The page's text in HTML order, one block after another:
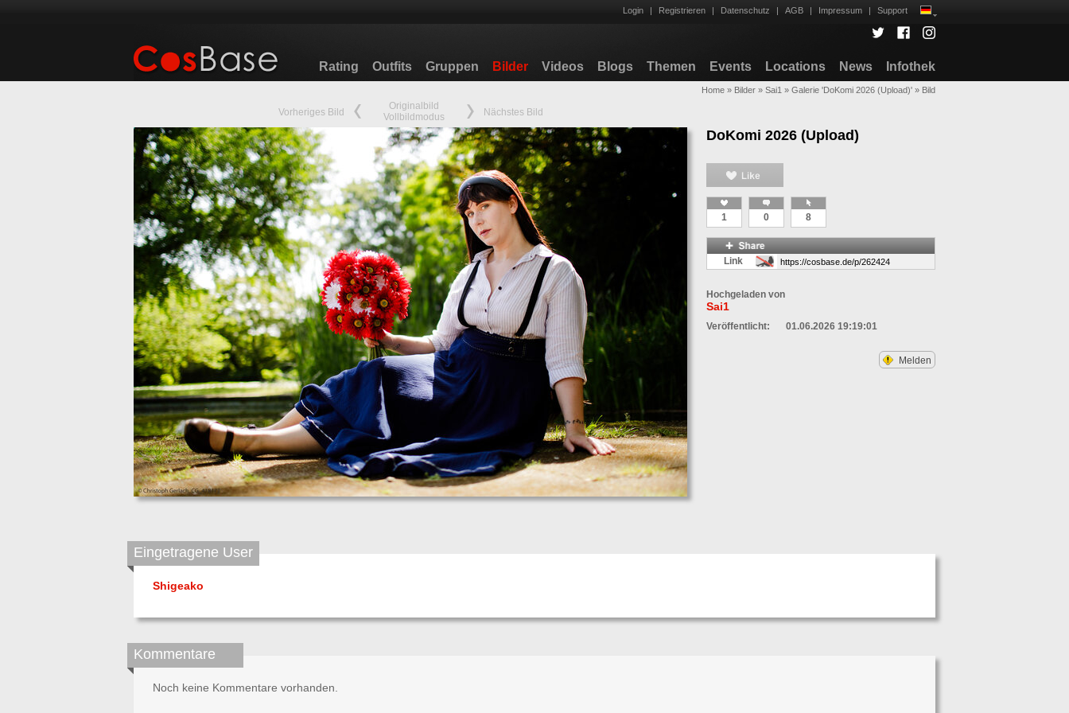
Login | Registrieren | Datenschutz | AGB | Impressum | Support
Rating Outfits Gruppen Bilder Videos Blogs Themen Events Locations News Infothek
Home » Bilder » Sai1 » Galerie 'DoKomi 2026 (Upload)' » Bild
DoKomi 2026 (Upload)
1 0 8
Link
Hochgeladen von
Sai1
Veröffentlicht: 01.06.2026 19:19:01
Melden
Vorheriges Bild
Originalbild
Vollbildmodus
Nächstes Bild
Eingetragene User
Shigeako
Kommentare
Noch keine Kommentare vorhanden.